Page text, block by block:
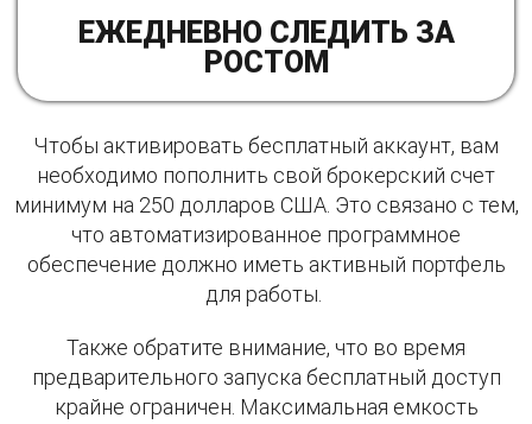
ЕЖЕДНЕВНО СЛЕДИТЬ ЗА
РОСТОМ
Чтобы активировать бесплатный аккаунт, вам
необходимо пополнить свой брокерский счет
минимум на 250 долларов США. Это связано с тем,
что автоматизированное программное
обеспечение должно иметь активный портфель
для работы. ​
Также обратите внимание, что во время
предварительного запуска бесплатный доступ
крайне ограничен. Максимальная емкость